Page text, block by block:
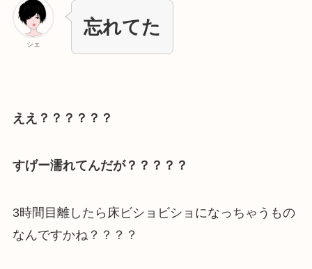
シェ
忘れてた
ええ？？？？？？
すげー濡れてんだが？？？？？
3時間目離したら床ビショビショになっちゃうもの
なんですかね？？？？